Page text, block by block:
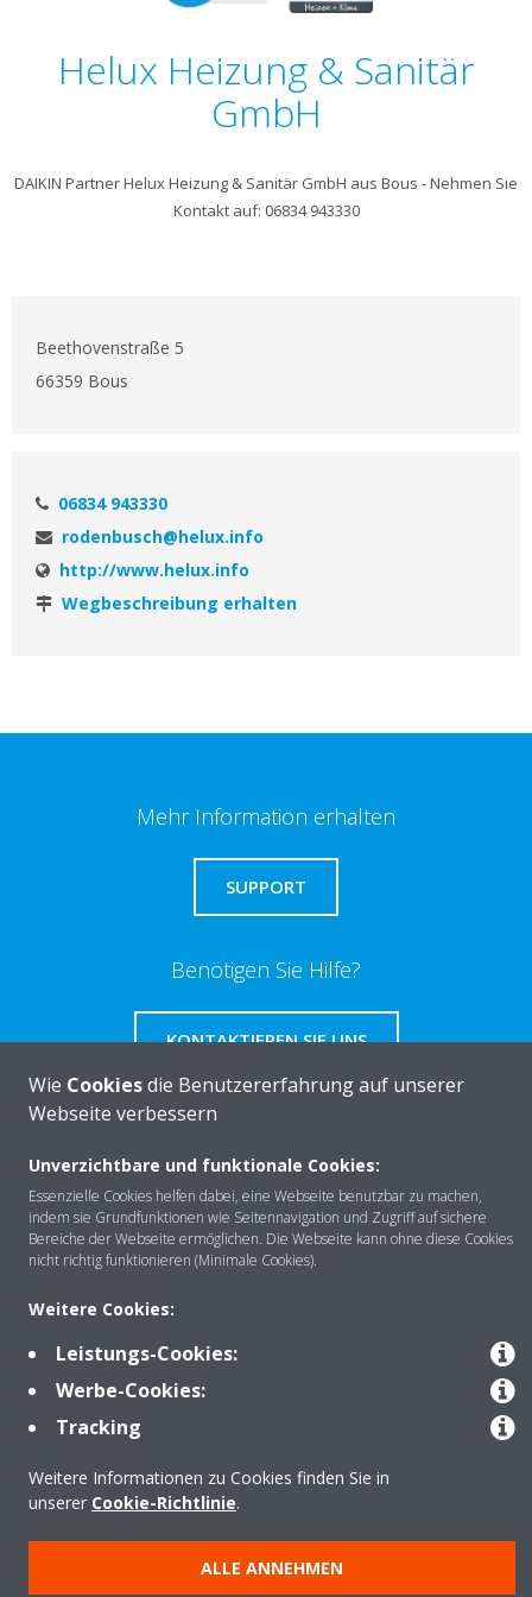
Helux Heizung & Sanitär
GmbH
DAIKIN Partner Helux Heizung & Sanitär GmbH aus Bous - Nehmen Sie
Kontakt auf: 06834 943330
Beethovenstraße 5
66359 Bous
06834 943330
rodenbusch@helux.info
http://www.helux.info
Wegbeschreibung erhalten
Mehr Information erhalten
SUPPORT
Benötigen Sie Hilfe?
KONTAKTIEREN SIE UNS
Über DAIKIN
Anwendungsbereiche
Kontakt
Copyright © Daikin
Wie Cookiesdie Benutzererfahrung auf unserer
Webseite verbessern
Unverzichtbare und funktionale Cookies:
Essenzielle Cookies helfen dabei, eine Webseite benutzbar zu machen,
indem sie Grundfunktionen wie Seitennavigation und Zugriff auf sichere
Bereiche der Webseite ermöglichen. Die Webseite kann ohne diese Cookies
nicht richtig funktionieren (Minimale Cookies).
Weitere Cookies:
Leistungs-Cookies:
Werbe-Cookies:
Tracking
Weitere Informationen zu Cookies finden Sie in
unserer Cookie-Richtlinie.
ALLE ANNEHMEN